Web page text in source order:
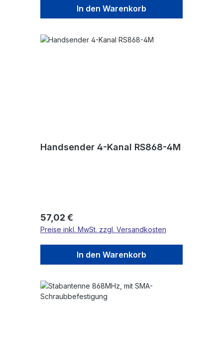
In den Warenkorb
Handsender 4-Kanal RS868-4M
Regulärer Preis:
57,02 €
Preise inkl. MwSt. zzgl. Versandkosten
In den Warenkorb